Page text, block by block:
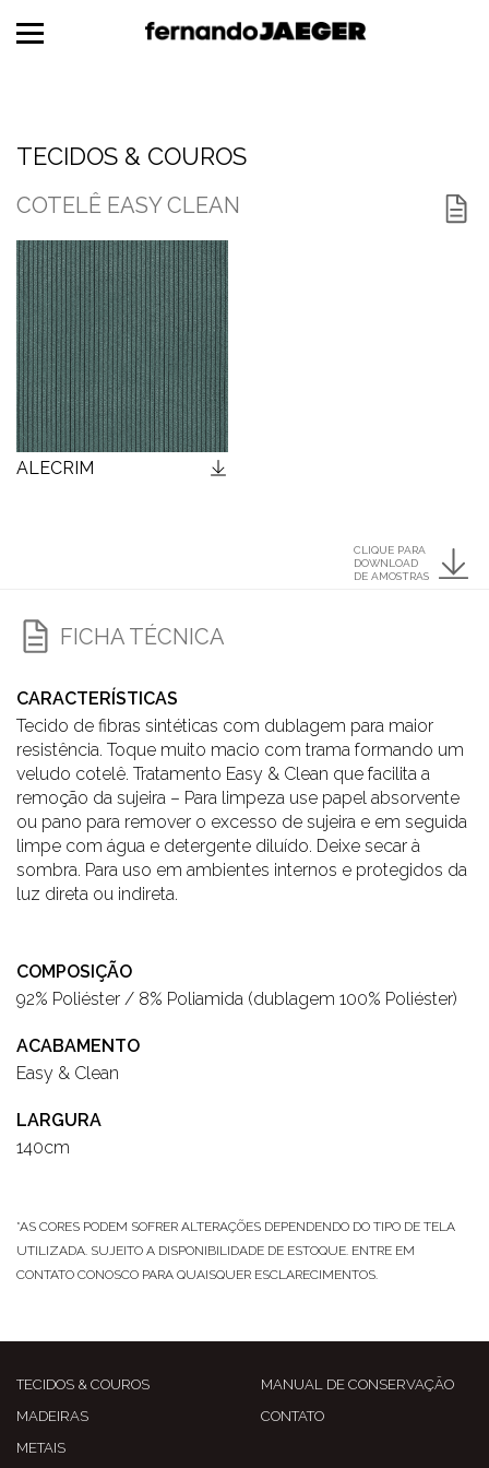
METAIS
MÁRMORES
ESPAGUETES
FORMICAS®
CORDAS NÁUTICAS
TECIDOS & COUROS
COTELÊ EASY CLEAN
ALECRIM
CLIQUE PARA
DOWNLOAD
DE AMOSTRAS
FICHA TÉCNICA
CARACTERÍSTICAS
Tecido de fibras sintéticas com dublagem para maior
resistência. Toque muito macio com trama formando um
veludo cotelê. Tratamento Easy & Clean que facilita a
remoção da sujeira – Para limpeza use papel absorvente
ou pano para remover o excesso de sujeira e em seguida
limpe com água e detergente diluído. Deixe secar à
sombra. Para uso em ambientes internos e protegidos da
luz direta ou indireta.
COMPOSIÇÃO
92% Poliéster / 8% Poliamida (dublagem 100% Poliéster)
ACABAMENTO
Easy & Clean
LARGURA
140cm
*AS CORES PODEM SOFRER ALTERAÇÕES DEPENDENDO DO TIPO DE TELA
UTILIZADA. SUJEITO A DISPONIBILIDADE DE ESTOQUE. ENTRE EM
CONTATO CONOSCO PARA QUAISQUER ESCLARECIMENTOS.
TECIDOS & COUROS
MADEIRAS
METAIS
MANUAL DE CONSERVAÇÃO
CONTATO